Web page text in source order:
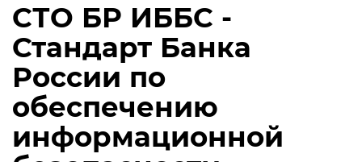
СТО БР ИББС -
Стандарт Банка
России по
обеспечению
информационной